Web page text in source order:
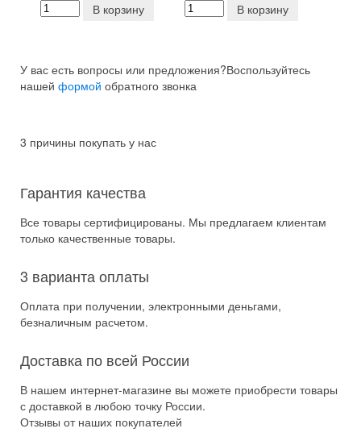
В корзину
В корзину
У вас есть вопросы или предложения?Воспользуйтесь
нашей формой обратного звонка
3 причины покупать у нас
Гарантия качества
Все товары сертифицированы. Мы предлагаем клиентам
только качественные товары.
3 варианта оплаты
Оплата при получении, электронными деньгами,
безналичным расчетом.
Доставка по всей России
В нашем интернет-магазине вы можете приобрести товары
с доставкой в любою точку России.
Отзывы от наших покупателей